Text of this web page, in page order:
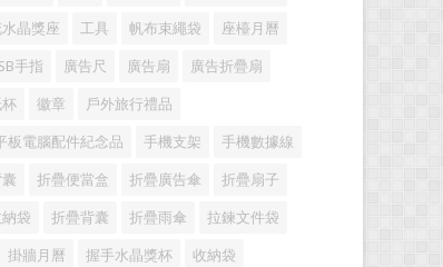
晶獎座 工具 帆布束繩袋 座檯月曆
手指 廣告尺 廣告扇 廣告折疊扇
徽章 戶外旅行禮品
板電腦配件紀念品 手機支架 手機數據線
折疊便當盒 折疊廣告傘 折疊扇子
袋 折疊背囊 折疊雨傘 拉鍊文件袋
掛牆月曆 握手水晶獎杯 收納袋